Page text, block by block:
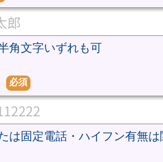
角文字いずれも可
必須
は固定電話・ハイフン有無は